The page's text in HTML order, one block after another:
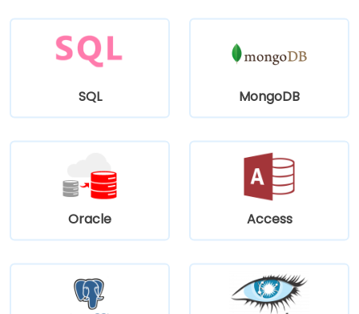
SQL MongoDB
Oracle Access